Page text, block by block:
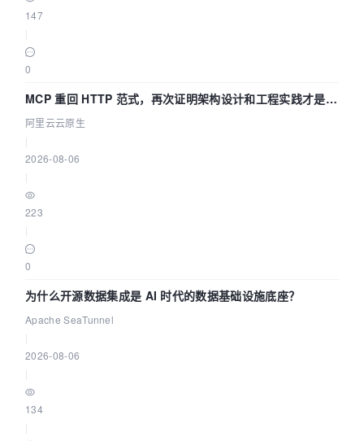
147
0
MCP 重回 HTTP 范式，再次证明架构设计和工程实践才是稀
缺资源
阿里云云原生
2026-08-06
223
0
为什么开源数据集成是 AI 时代的数据基础设施底座？
Apache SeaTunnel
2026-08-06
134